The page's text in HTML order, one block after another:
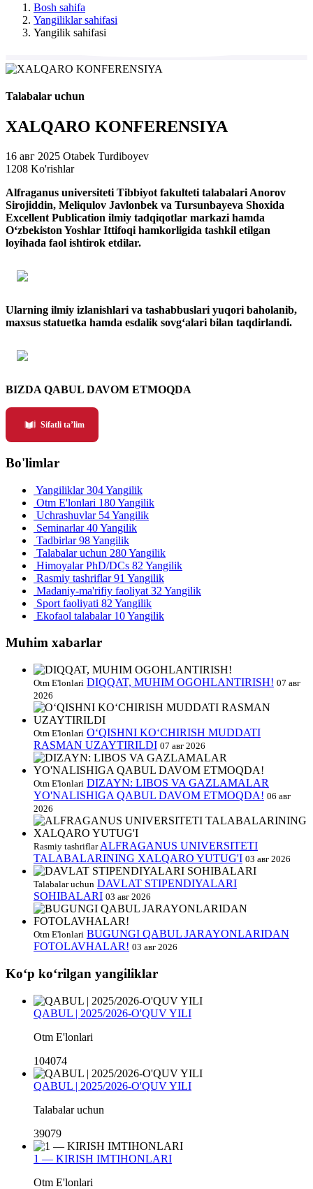
Bosh sahifa
Yangiliklar sahifasi
Yangilik sahifasi
Talabalar uchun
XALQARO KONFERENSIYA
16 авг 2025 Otabek Turdiboyev
1208 Ko'rishlar
Alfraganus universiteti Tibbiyot fakulteti talabalari Anorov
Sirojiddin, Meliqulov Javlonbek va Tursunbayeva Shoxida
Excellent Publication ilmiy tadqiqotlar markazi hamda
O‘zbekiston Yoshlar Ittifoqi hamkorligida tashkil etilgan
loyihada faol ishtirok etdilar.
Ularning ilmiy izlanishlari va tashabbuslari yuqori baholanib,
maxsus statuetka hamda esdalik sovg‘alari bilan taqdirlandi.
BIZDA QABUL DAVOM ETMOQDA
Sifatli ta’lim
Bo'limlar
Yangiliklar304 Yangilik
Otm E'lonlari 180 Yangilik
Uchrashuvlar 54 Yangilik
Seminarlar40 Yangilik
Tadbirlar98 Yangilik
Talabalar uchun 280 Yangilik
Himoyalar PhD/DCs 82 Yangilik
Rasmiy tashriflar91 Yangilik
Madaniy-ma'rifiy faoliyat 32 Yangilik
Sport faoliyati 82 Yangilik
Ekofaol talabalar 10 Yangilik
Muhim xabarlar
Otm E'lonlari DIQQAT, MUHIM OGOHLANTIRISH! 07 авг
2026
Otm E'lonlari O‘QISHNI KO‘CHIRISH MUDDATI
RASMAN UZAYTIRILDI 07 авг 2026
Otm E'lonlari DIZAYN: LIBOS VA GAZLAMALAR
YO'NALISHIGA QABUL DAVOM ETMOQDA! 06 авг
2026
Rasmiy tashriflar ALFRAGANUS UNIVERSITETI
TALABALARINING XALQARO YUTUG'I 03 авг 2026
Talabalar uchun DAVLAT STIPENDIYALARI
SOHIBALARI 03 авг 2026
Otm E'lonlari BUGUNGI QABUL JARAYONLARIDAN
FOTOLAVHALAR! 03 авг 2026
Koʻp koʻrilgan yangiliklar
QABUL | 2025/2026-O'QUV YILI
Otm E'lonlari
104074
QABUL | 2025/2026-O'QUV YILI
Talabalar uchun
39079
1 — KIRISH IMTIHONLARI
Otm E'lonlari